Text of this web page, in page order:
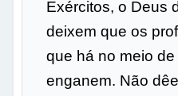
Exércitos, o Deus
deixem que os
que há no meio
enganem. Não